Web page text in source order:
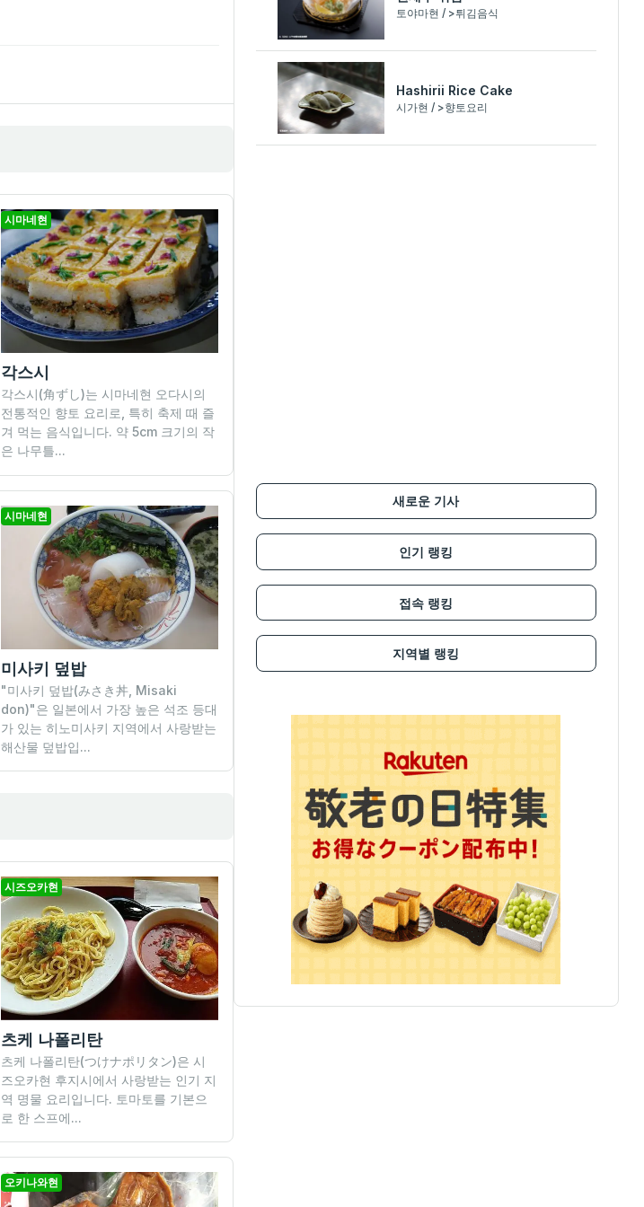
시마네현
각스시
각스시(角ずし)는 시마네현 오다시의
전통적인 향토 요리로, 특히 축제 때 즐
겨 먹는 음식입니다. 약 5cm 크기의 작
은 나무틀...
시마네현
미사키 덮밥
"미사키 덮밥(みさき丼, Misaki
don)"은 일본에서 가장 높은 석조 등대
가 있는 히노미사키 지역에서 사랑받는
해산물 덮밥입...
시즈오카현
츠케 나폴리탄
츠케 나폴리탄(つけナポリタン)은 시
즈오카현 후지시에서 사랑받는 인기 지
역 명물 요리입니다. 토마토를 기본으
로 한 스프에...
오키나와현
토야마현 / >튀김음식
Hashirii Rice Cake
시가현 / >향토요리
새로운 기사
인기 랭킹
접속 랭킹
지역별 랭킹